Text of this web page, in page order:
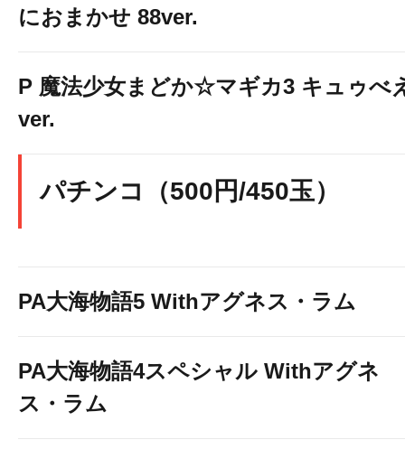
におまかせ 88ver.
P 魔法少女まどか☆マギカ3 キュゥべ
ver.
パチンコ（500円/450玉）
PA大海物語5 Withアグネス・ラム
PA大海物語4スペシャル Withアグネ
ス・ラム